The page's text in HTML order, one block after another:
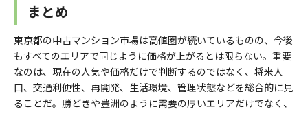
まとめ
東京都の中古マンション市場は高値圏が続いているものの、今後
もすべてのエリアで同じように価格が上がるとは限らない。重要
なのは、現在の人気や価格だけで判断するのではなく、将来人
口、交通利便性、再開発、生活環境、管理状態などを総合的に見
ることだ。勝どきや豊洲のように需要の厚いエリアだけでなく、